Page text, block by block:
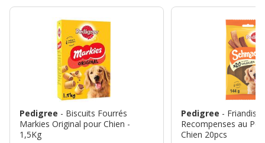
Pedigree - Biscuits Fourrés
Markies Original pour Chien -
1,5Kg
Pedigree - Friandises Schmackos
Recompenses au
Chien 20pcs